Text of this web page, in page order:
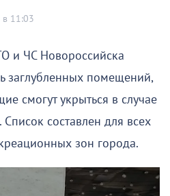
в 11:03
и ЧС Новороссийска
заглубленных помещений,
смогут укрыться в случае
составлен для всех
зон города.